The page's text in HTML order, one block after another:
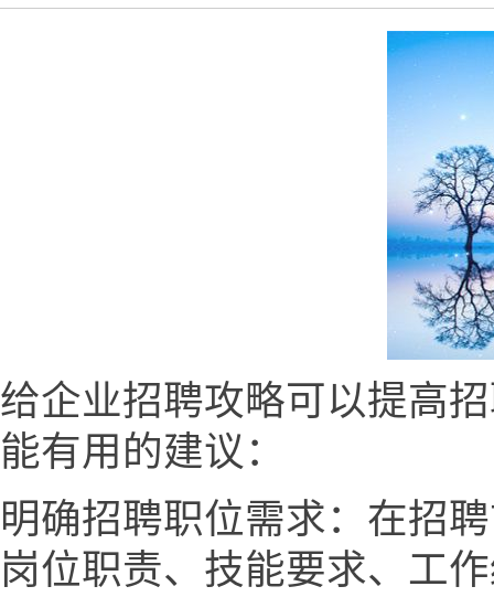
给企业招聘攻略可以提高
能有用的建议：
明确招聘职位需求：在招
岗位职责、技能要求、工